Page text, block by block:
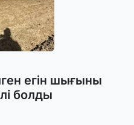
егін шығыны
болды